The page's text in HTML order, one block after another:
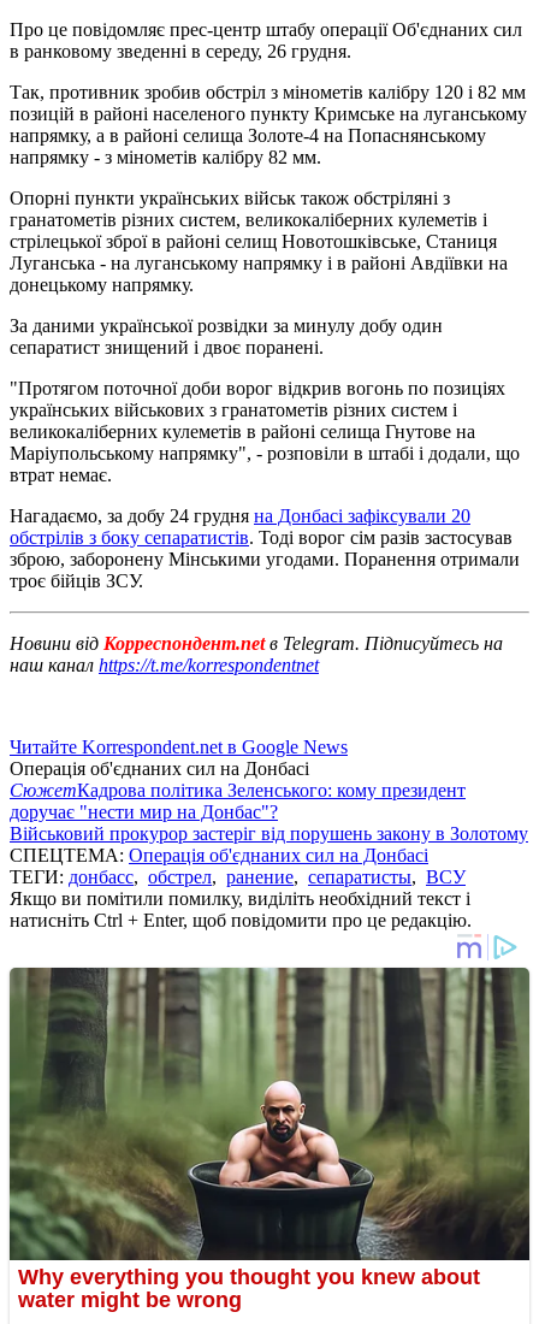
Про це повідомляє прес-центр штабу операції Об'єднаних сил
в ранковому зведенні в середу, 26 грудня.
Так, противник зробив обстріл з мінометів калібру 120 і 82 мм
позицій в районі населеного пункту Кримське на луганському
напрямку, а в районі селища Золоте-4 на Попаснянському
напрямку - з мінометів калібру 82 мм.
Опорні пункти українських військ також обстріляні з
гранатометів різних систем, великокаліберних кулеметів і
стрілецької зброї в районі селищ Новотошківське, Станиця
Луганська - на луганському напрямку і в районі Авдіївки на
донецькому напрямку.
За даними української розвідки за минулу добу один
сепаратист знищений і двоє поранені.
"Протягом поточної доби ворог відкрив вогонь по позиціях
українських військових з гранатометів різних систем і
великокаліберних кулеметів в районі селища Гнутове на
Маріупольському напрямку", - розповіли в штабі і додали, що
втрат немає.
Нагадаємо, за добу 24 грудня на Донбасі зафіксували 20
обстрілів з боку сепаратистів. Тоді ворог сім разів застосував
зброю, заборонену Мінськими угодами. Поранення отримали
троє бійців ЗСУ.
Новини від Корреспондент.netв Telegram. Підписуйтесь на
наш канал https://t.me/korrespondentnet
Читайте Korrespondent.net в Google News
Операція об'єднаних сил на Донбасі
СюжетКадрова політика Зеленського: кому президент
доручає "нести мир на Донбас"?
Військовий прокурор застеріг від порушень закону в Золотому
СПЕЦТЕМА: Операція об'єднаних сил на Донбасі
ТЕГИ: донбасс, обстрел, ранение, сепаратисты, ВСУ
Якщо ви помітили помилку, виділіть необхідний текст і
натисніть Ctrl + Enter, щоб повідомити про це редакцію.